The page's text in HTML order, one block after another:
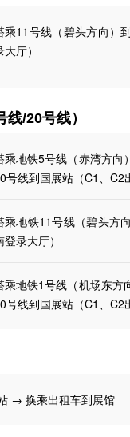
乘11号线（碧头方向）
大厅）
/20号线）
乘地铁5号线（赤湾方向
号线到国展站（C1、C2
乘地铁11号线（碧头方
登录大厅）
乘地铁1号线（机场东方
号线到国展站（C1、C2
→ 换乘出租车到展馆